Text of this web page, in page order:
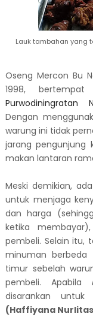
Lauk tambahan yang
Oseng Mercon Bu
1998,
Purwodiningratan
Dengan
warung ini tidak
jarang pengunjung
makan lantaran
Meski demikian,
untuk menjaga
dan harga
ketika
pembeli. Selain itu,
minuman
timur sebelah
pembeli. Apabila
disarankan
(Haffiyana